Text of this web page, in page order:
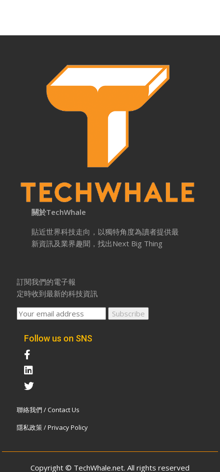
關於TechWhale
貼近世界科技走向，以獨特角度為讀者提供最
新資訊及業界趣聞，找出Next Big Thing
訂閱我們的電子報
定時收到最新的科技資訊
Follow us on SNS
聯絡我們 / Contact Us
隱私政策 / Privacy Policy
Copyright © TechWhale.net. All rights reserved